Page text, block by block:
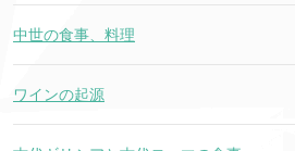
中世の食事、料理
ワインの起源